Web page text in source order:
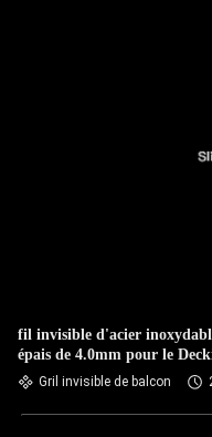
fil invisible d'acier
épais de 4.0mm pour le
Gril invisible de balcon